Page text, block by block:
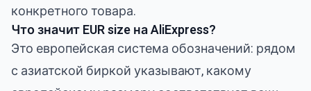
конкретного товара.
Что значит EUR size на AliExpress?
Это европейская система обозначений: рядом
с азиатской биркой указывают, какому